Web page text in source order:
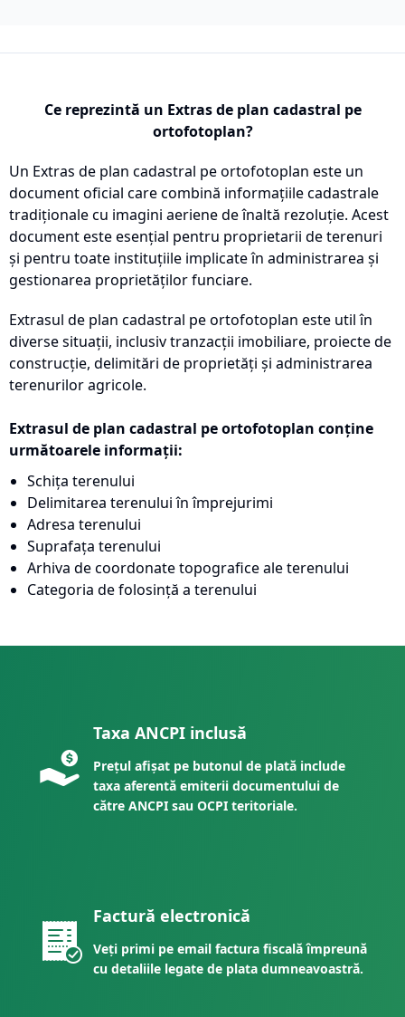
Ce reprezintă un Extras de plan cadastral pe
ortofotoplan?
Un Extras de plan cadastral pe ortofotoplan este un
document oficial care combină informațiile cadastrale
tradiționale cu imagini aeriene de înaltă rezoluție. Acest
document este esențial pentru proprietarii de terenuri
și pentru toate instituțiile implicate în administrarea și
gestionarea proprietăților funciare.
Extrasul de plan cadastral pe ortofotoplan este util în
diverse situații, inclusiv tranzacții imobiliare, proiecte de
construcție, delimitări de proprietăți și administrarea
terenurilor agricole.
Extrasul de plan cadastral pe ortofotoplan conține
următoarele informații:
Schița terenului
Delimitarea terenului în împrejurimi
Adresa terenului
Suprafața terenului
Arhiva de coordonate topografice ale terenului
Categoria de folosință a terenului
Taxa ANCPI inclusă
Prețul afișat pe butonul de plată include
taxa aferentă emiterii documentului de
către ANCPI sau OCPI teritoriale.
Factură electronică
Veți primi pe email factura fiscală împreună
cu detaliile legate de plata dumneavoastră.